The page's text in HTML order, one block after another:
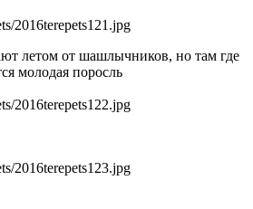
летом от шашлычников, но там где
молодая поросль